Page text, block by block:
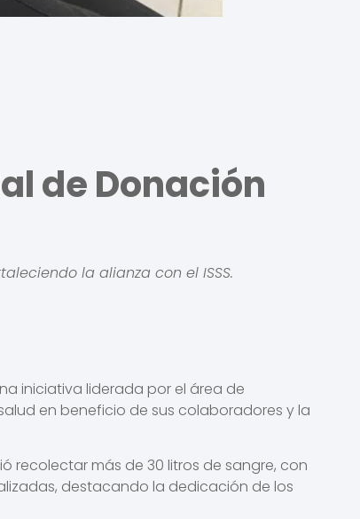
de Donación
la alianza con el ISSS.
iniciativa liderada por el área de
en beneficio de sus colaboradores y la
recolectar más de 30 litros de sangre, con
destacando la dedicación de los